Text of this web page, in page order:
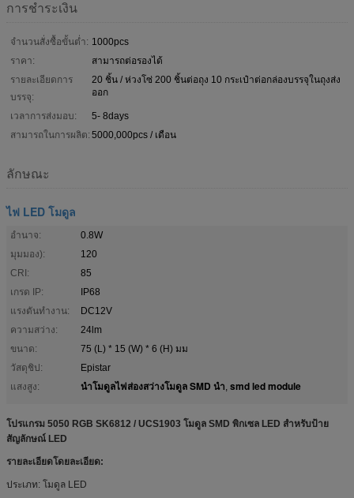
การชำระเงิน
จำนวนสั่งซื้อขั้นต่ำ: 1000pcs
ราคา:
สามารถต่อรองได้
รายละเอียดการ
บรรจุ:
20 ชิ้น / ห่วงโซ่ 200 ชิ้นต่อถุง 10 กระเป๋าต่อกล่องบรรจุในถุงส่ง
ออก
เวลาการส่งมอบ:
5- 8days
สามารถในการผลิต: 5000,000pcs / เดือน
ลักษณะ
ไฟ LED โมดูล
อำนาจ:
0.8W
มุมมอง):
120
CRI:
85
เกรด IP:
IP68
แรงดันทำงาน:
DC12V
ความสว่าง:
24lm
ขนาด:
75 (L) * 15 (W) * 6 (H) มม
วัสดุชิป:
Epistar
แสงสูง:
นำโมดูลไฟส่องสว่างโมดูล SMD นำ, smd led module
โปรแกรม 5050 RGB SK6812 / UCS1903 โมดูล SMD พิกเซล LED สำหรับป้าย
สัญลักษณ์ LED
รายละเอียดโดยละเอียด:
ประเภท: โมดูล LED